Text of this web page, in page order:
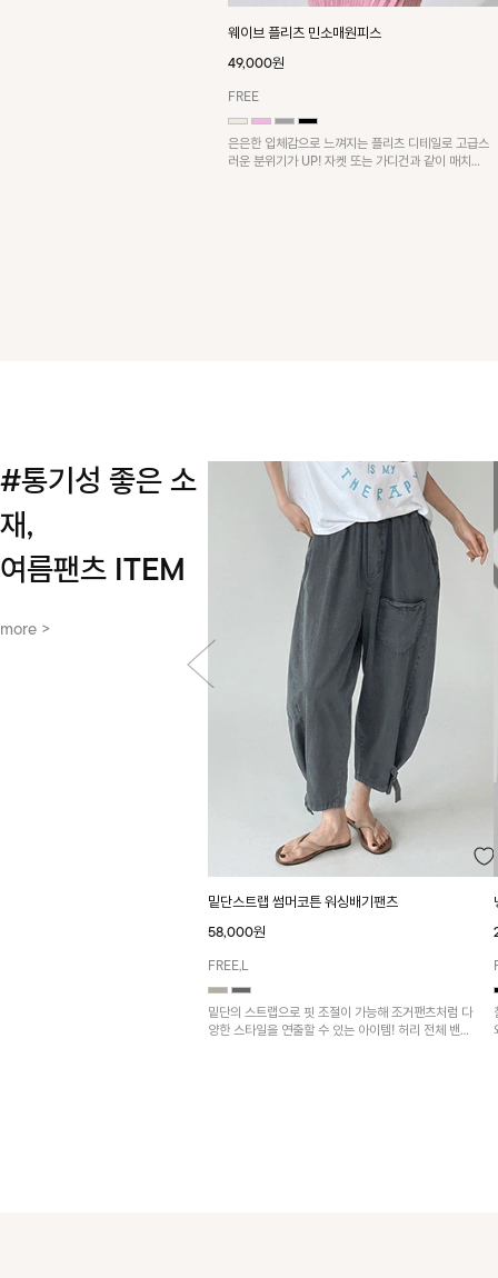
웨이브 플리츠 민소매원피스
49,000원
FREE
은은한 입체감으로 느껴지는 플리츠 디테일로 고급스
러운 분위기가 UP! 자켓 또는 가디건과 같이 매치해
#통기성 좋은 소
재,
여름팬츠 ITEM
more >
밑단스트랩 썸머코튼 워싱배기팬츠
58,000원
FREE,L
밑단의 스트랩으로 핏 조절이 가능해 조거팬츠처럼 다
양한 스타일을 연출할 수 있는 아이템! 허리 전체 밴딩